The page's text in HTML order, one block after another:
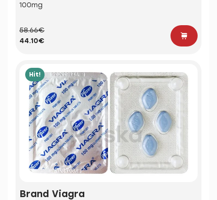
100mg
58.66€
44.10€
Hit!
Brand Viagra